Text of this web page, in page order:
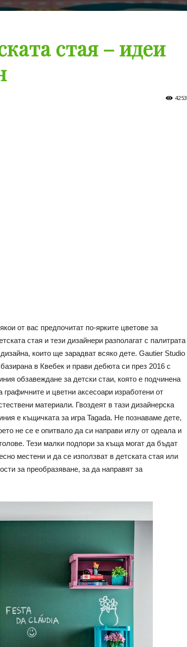
стая – идеи
4253
от вас предпочитат по-ярките цветове за
стая и тези дизайнери разполагат с палитрата
които ще зарадват всяко дете. Gautier Studio
в Квебек и прави дебюта си през 2016 с
обзавеждане за детски стаи, която е подчинена
графичните и цветни аксесоари изработени от
материали. Гвоздеят в тази дизайнерска
е къщичката за игра Tagada. Не познаваме дете,
не се е опитвало да си направи иглу от одеала и
Тези малки подпори за къща могат да бъдат
местени и да се използват в детската стая или
за преобразяване, за да направят за